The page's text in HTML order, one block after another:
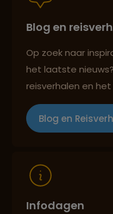
Best
Reizen met
Blog en
Op zoek naar
het laatste
reisverhalen en
Blog en
Infodagen